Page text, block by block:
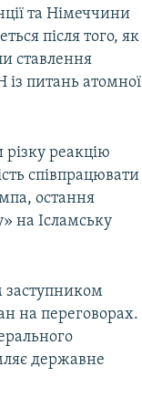
та Німеччини
після того, як
ставлення
питань атомної
реакцію
співпрацювати
остання
на Ісламську
заступником
на переговорах.
державне